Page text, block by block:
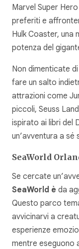
Marvel Super
preferiti e
Hulk Coaster, una
potenza del
Non dimenticate
fare un salto
attrazioni come
piccoli, Seuss
ispirato ai libri del
un’avventura a
SeaWorld
Se cercate
SeaWorld è da
Questo parco
avvicinarvi a
esperienze
mentre eseguono